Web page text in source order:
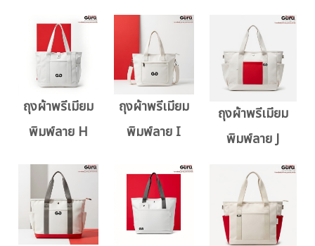
ถุงผ้าพรีเมียม
พิมพ์ลาย H
ถุงผ้าพรีเมียม
พิมพ์ลาย I
ถุงผ้าพรีเมียม
พิมพ์ลาย J